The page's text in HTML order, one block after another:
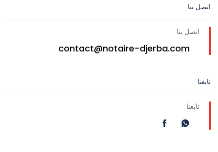
اتصل بنا
اتصل بنا
contact@notaire-djerba.com
تابعنا
تابعنا